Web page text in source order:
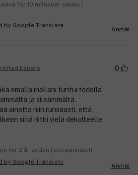
för 10 månader sedan |
Anmäl
köpare 0
omalla ihollani tuntui todella
ja sileämmältä.
ainetta niin runsaasti, että
siitä riittii vielä dekolteelle
för 2 år sedan | cocopanda.fi
Anmäl